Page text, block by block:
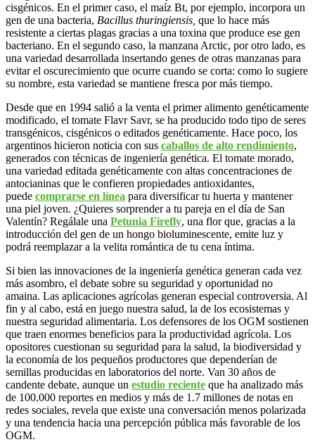
cisgénicos. En el primer caso, el maíz Bt, por ejemplo, incorpora un
gen de una bacteria, Bacillus thuringiensis, que lo hace más
resistente a ciertas plagas gracias a una toxina que produce ese gen
bacteriano. En el segundo caso, la manzana Arctic, por otro lado, es
una variedad desarrollada insertando genes de otras manzanas para
evitar el oscurecimiento que ocurre cuando se corta: como lo sugiere
su nombre, esta variedad se mantiene fresca por más tiempo.
Desde que en 1994 salió a la venta el primer alimento genéticamente
modificado, el tomate Flavr Savr, se ha producido todo tipo de seres
transgénicos, cisgénicos o editados genéticamente. Hace poco, los
argentinos hicieron noticia con sus caballos de alto rendimiento,
generados con técnicas de ingeniería genética. El tomate morado,
una variedad editada genéticamente con altas concentraciones de
antocianinas que le confieren propiedades antioxidantes,
puede comprarse en línea para diversificar tu huerta y mantener
una piel joven. ¿Quieres sorprender a tu pareja en el día de San
Valentín? Regálale una Petunia Firefly, una flor que, gracias a la
introducción del gen de un hongo bioluminescente, emite luz y
podrá reemplazar a la velita romántica de tu cena íntima.
Si bien las innovaciones de la ingeniería genética generan cada vez
más asombro, el debate sobre su seguridad y oportunidad no
amaina. Las aplicaciones agrícolas generan especial controversia. Al
fin y al cabo, está en juego nuestra salud, la de los ecosistemas y
nuestra seguridad alimentaria. Los defensores de los OGM sostienen
que traen enormes beneficios para la productividad agrícola. Los
opositores cuestionan su seguridad para la salud, la biodiversidad y
la economía de los pequeños productores que dependerían de
semillas producidas en laboratorios del norte. Van 30 años de
candente debate, aunque un estudio reciente que ha analizado más
de 100.000 reportes en medios y más de 1.7 millones de notas en
redes sociales, revela que existe una conversación menos polarizada
y una tendencia hacia una percepción pública más favorable de los
OGM.